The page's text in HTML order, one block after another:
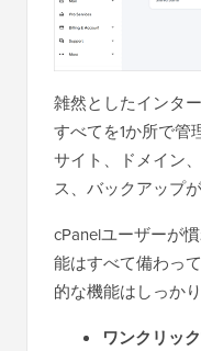
雑然としたインタ
すべてを1か所で管
サイト、ドメイン
ス、バックアップ
cPanelユーザーが
能はすべて備わっ
的な機能はしっか
ワンクリッ